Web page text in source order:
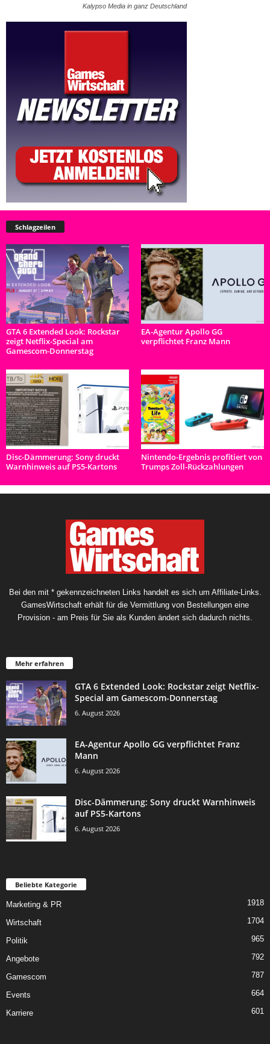
Kalypso Media in ganz Deutschland
Schlagzeilen
GTA 6 Extended Look: Rockstar
zeigt Netflix-Special am
Gamescom-Donnerstag
EA-Agentur Apollo GG
verpflichtet Franz Mann
Disc-Dämmerung: Sony druckt
Warnhinweis auf PS5-Kartons
Nintendo-Ergebnis profitiert von
Trumps Zoll-Rückzahlungen
Bei den mit * gekennzeichneten Links handelt es sich um Affiliate-Links.
GamesWirtschaft erhält für die Vermittlung von Bestellungen eine
Provision - am Preis für Sie als Kunden ändert sich dadurch nichts.
Mehr erfahren
GTA 6 Extended Look: Rockstar zeigt Netflix-
Special am Gamescom-Donnerstag
6. August 2026
EA-Agentur Apollo GG verpflichtet Franz
Mann
6. August 2026
Disc-Dämmerung: Sony druckt Warnhinweis
auf PS5-Kartons
6. August 2026
Beliebte Kategorie
Marketing & PR 1918
Wirtschaft 1704
Politik 965
Angebote 792
Gamescom 787
Events 664
Karriere 601